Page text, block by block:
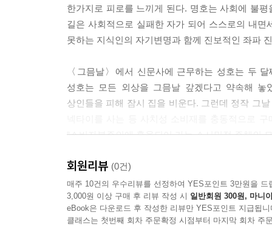
한가지로 피로를 느끼게 된다. 명호는 사회에 불
길은 사회적으로 실패한 자가 되어 스스로의 내
못하는 지식인의 자기변명과 함께 진보적인 좌파
〈그믐날〉에서 신문사에 근무하는 성호는 두
성호는 모든 외상을 그믐날 갚겠다고 약속해
상인들을 피해 잠시 집을 비운다. 그런데 정작 그
“소비자본주의에 훈육되어 가는 소시민적 주체의
〈번뇌의 밤〉은 조혼한 구식여성의 시선이라는
여성이다. 신여성처럼 교육을 받지 못했고, 결혼
아래 남부러울 것 없는 생활을 영위하고 있지만,
버림을 받는다는 변화된 세태에 불안해한다.
회원리뷰 (0건)
매주 10건의 우수리뷰를 선정하여 YES포인트 3만원을 드
3,000원 이상 구매 후 리뷰 작성 시 일반회원 300원, 마니
eBook은 다운로드 후 작성한 리뷰만 YES포인트 지급됩니
클래스는 첫번째 회차 주문확정 시점부터 마지막 회차 주